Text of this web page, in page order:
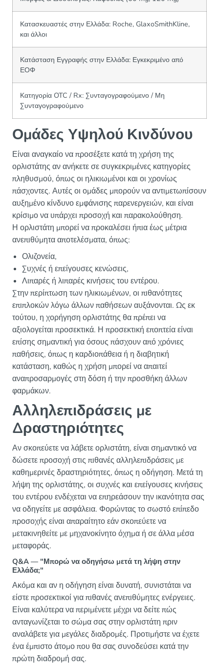
Κατασκευαστές στην Ελλάδα: Roche, GlaxoSmithKline,
και άλλοι
Κατάσταση Εγγραφής στην Ελλάδα: Εγκεκριμένο από
ΕΟΦ
Κατηγορία OTC / Rx: Συνταγογραφούμενο / Μη
Συνταγογραφούμενο
Ομάδες Υψηλού Κινδύνου
Είναι αναγκαίο να προσέξετε κατά τη χρήση της
ορλιστάτης αν ανήκετε σε συγκεκριμένες κατηγορίες
πληθυσμού, όπως οι ηλικιωμένοι και οι χρονίως
πάσχοντες. Αυτές οι ομάδες μπορούν να αντιμετωπίσουν
αυξημένο κίνδυνο εμφάνισης παρενεργειών, και είναι
κρίσιμο να υπάρχει προσοχή και παρακολούθηση.
Η ορλιστάτη μπορεί να προκαλέσει ήπια έως μέτρια
ανεπιθύμητα αποτελέσματα, όπως:
Ολιζονεία,
Συχνές ή επείγουσες κενώσεις,
Λιπαρές ή λιπαρές κινήσεις του εντέρου.
Στην περίπτωση των ηλικιωμένων, οι πιθανότητες
επιπλοκών λόγω άλλων παθήσεων αυξάνονται. Ως εκ
τούτου, η χορήγηση ορλιστάτης θα πρέπει να
αξιολογείται προσεκτικά. Η προσεκτική εποπτεία είναι
επίσης σημαντική για όσους πάσχουν από χρόνιες
παθήσεις, όπως η καρδιοπάθεια ή η διαβητική
κατάσταση, καθώς η χρήση μπορεί να απαιτεί
αναπροσαρμογές στη δόση ή την προσθήκη άλλων
φαρμάκων.
Αλληλεπιδράσεις με
Δραστηριότητες
Αν σκοπεύετε να λάβετε ορλιστάτη, είναι σημαντικό να
δώσετε προσοχή στις πιθανές αλληλεπιδράσεις με
καθημερινές δραστηριότητες, όπως η οδήγηση. Μετά τη
λήψη της ορλιστάτης, οι συχνές και επείγουσες κινήσεις
του εντέρου ενδέχεται να επηρεάσουν την ικανότητα σας
να οδηγείτε με ασφάλεια. Φορώντας το σωστό επίπεδο
προσοχής είναι απαραίτητο εάν σκοπεύετε να
μετακινηθείτε με μηχανοκίνητο όχημα ή σε άλλα μέσα
μεταφοράς.
Q&A — "Μπορώ να οδηγήσω μετά τη λήψη στην
Ελλάδα;"
Ακόμα και αν η οδήγηση είναι δυνατή, συνιστάται να
είστε προσεκτικοί για πιθανές ανεπιθύμητες ενέργειες.
Είναι καλύτερα να περιμένετε μέχρι να δείτε πώς
ανταγωνίζεται το σώμα σας στην ορλιστάτη πριν
αναλάβετε για μεγάλες διαδρομές. Προτιμήστε να έχετε
ένα έμπιστο άτομο που θα σας συνοδεύσει κατά την
πρώτη διαδρομή σας.